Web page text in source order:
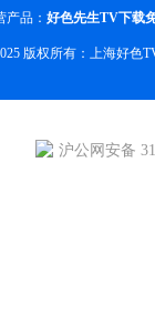
品： 好色先生TV下载
版权所有：上海好色
沪公网安备